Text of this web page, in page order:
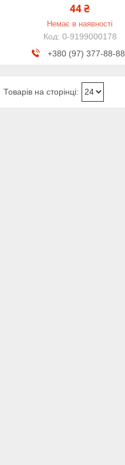
44 ₴
Немає в наявності
0-9199000178
+380 (97) 377-88-88